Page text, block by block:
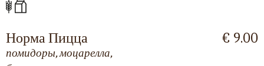
Норма Пицца
помидоры, моцарелла,
€ 9.00